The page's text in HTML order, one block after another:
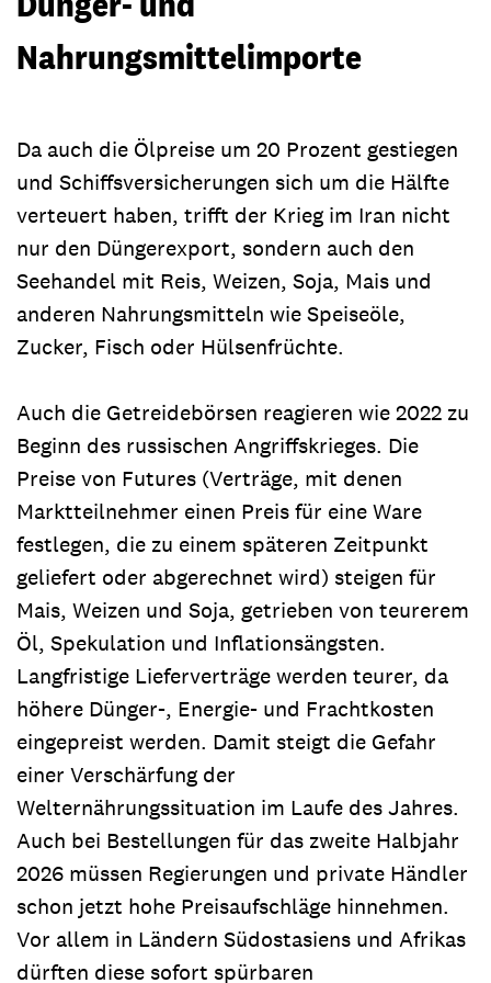
Nahrungsmittelimporte
Da auch die Ölpreise um 20 Prozent gestiegen
und Schiffsversicherungen sich um die Hälfte
verteuert haben, trifft der Krieg im Iran nicht
nur den Düngerexport, sondern auch den
Seehandel mit Reis, Weizen, Soja, Mais und
anderen Nahrungsmitteln wie Speiseöle,
Zucker, Fisch oder Hülsenfrüchte.
Auch die Getreidebörsen reagieren wie 2022 zu
Beginn des russischen Angriffskrieges. Die
Preise von Futures (Verträge, mit denen
Marktteilnehmer einen Preis für eine Ware
festlegen, die zu einem späteren Zeitpunkt
geliefert oder abgerechnet wird) steigen für
Mais, Weizen und Soja, getrieben von teurerem
Öl, Spekulation und Inflationsängsten.
Langfristige Lieferverträge werden teurer, da
höhere Dünger-, Energie- und Frachtkosten
eingepreist werden. Damit steigt die Gefahr
einer Verschärfung der
Welternährungssituation im Laufe des Jahres.
Auch bei Bestellungen für das zweite Halbjahr
2026 müssen Regierungen und private Händler
schon jetzt hohe Preisaufschläge hinnehmen.
Vor allem in Ländern Südostasiens und Afrikas
dürften diese sofort spürbaren